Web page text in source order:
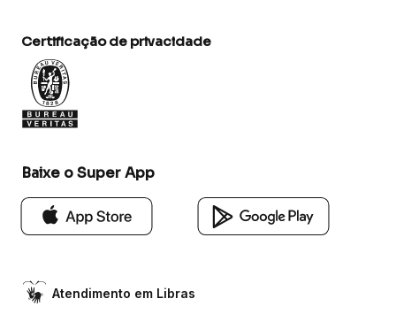
Certificação de privacidade
Baixe o Super App
Atendimento em Libras